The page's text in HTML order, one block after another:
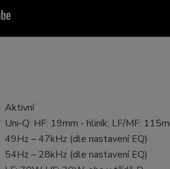
Aktivní
Uni-Q: HF: 19mm - hliník; LF/MF:
49Hz – 47kHz (dle nastavení EQ)
54Hz – 28kHz (dle nastavení EQ)